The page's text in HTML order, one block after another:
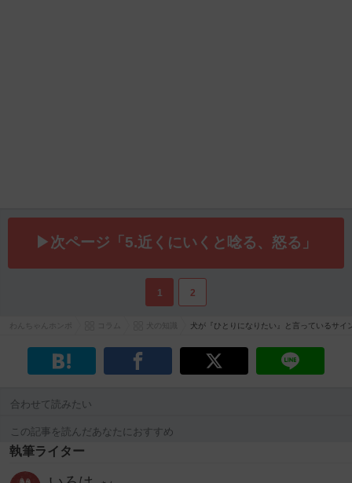
▶次ページ「5.近くにいくと唸る、怒る」
1 2
犬が『ひとりになりたい』と言っているサ
合わせて読みたい
この記事を読んだあなたにおすすめ
執筆ライター